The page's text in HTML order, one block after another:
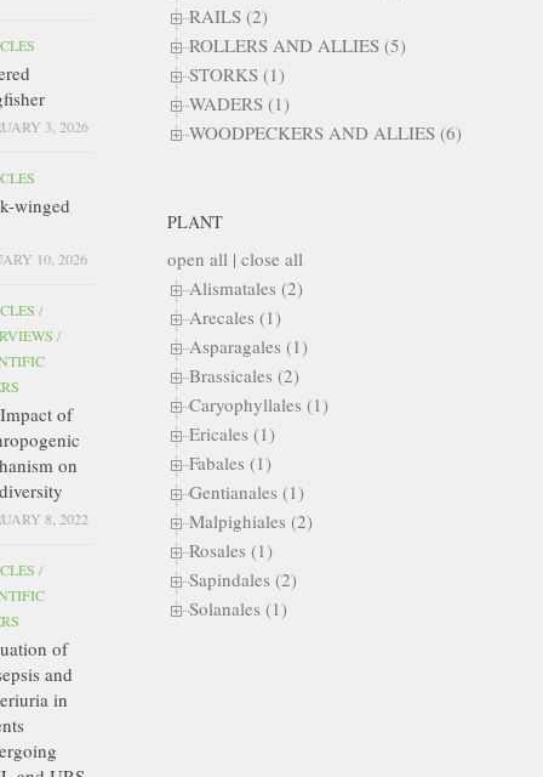
RAILS (2)
ROLLERS AND ALLIES (5)
STORKS (1)
WADERS (1)
WOODPECKERS AND ALLIES (6)
PLANT
open all | close all
Alismatales (2)
Arecales (1)
Asparagales (1)
Brassicales (2)
Caryophyllales (1)
Ericales (1)
Fabales (1)
Gentianales (1)
Malpighiales (2)
Rosales (1)
Sapindales (2)
Solanales (1)
3, 2026
winged
10, 2026
/
/
of
on
8, 2022
/
of
and
in